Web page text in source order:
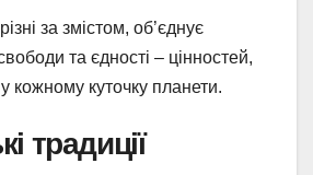
за змістом, об’єднує
та єдності – цінностей,
кожному куточку планети.
традиції